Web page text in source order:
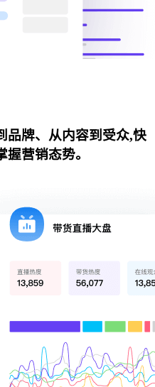
品牌、从内容到受众,快
营销态势。